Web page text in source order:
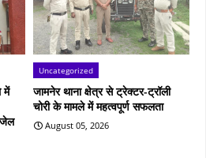
में
जेल
Uncategorized
जामनेर थाना क्षेत्र से ट्रेक्टर-ट्रॉली
चोरी के मामले में महत्वपूर्ण सफलता
August 05, 2026